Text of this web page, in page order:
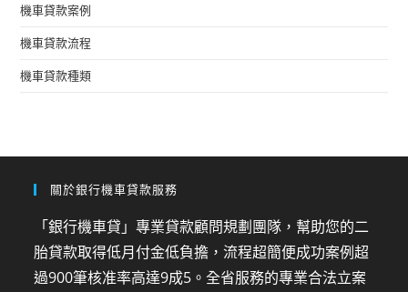
機車貸款案例
機車貸款流程
機車貸款種類
關於銀行機車貸款服務
「銀行機車貸」專業貸款顧問規劃團隊，幫助您的二
胎貸款取得低月付金低負擔，流程超簡便成功案例超
過900筆核准率高達9成5。全省服務的專業合法立案